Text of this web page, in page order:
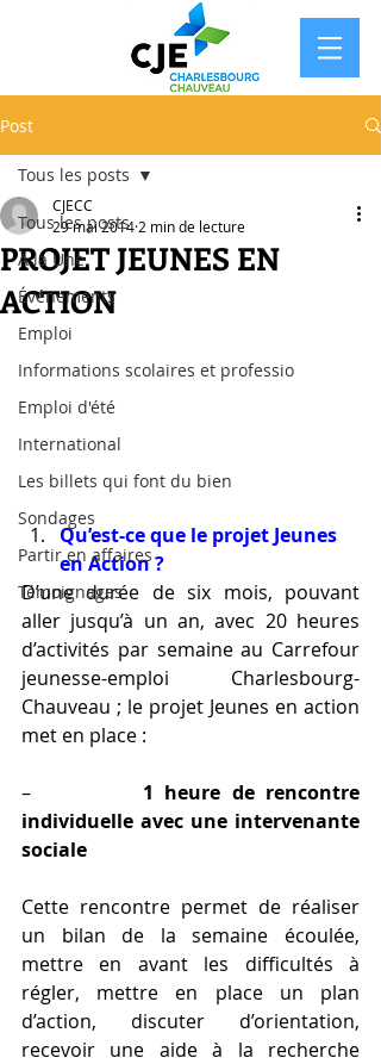
Post
Tous les posts
À la Une
Événements
Emploi
Informations scolaires et professio
Emploi d'été
International
Les billets qui font du bien
Sondages
Partir en affaires
Témoignages
Tous les posts
PROJET JEUNES EN
ACTION
CJECC
29 mai 2014 2 min de lecture
Qu’est-ce que le projet Jeunes
en Action ?
D’une durée de six mois, pouvant
aller jusqu’à un an, avec 20 heures
d’activités par semaine au Carrefour
jeunesse-emploi Charlesbourg-
Chauveau ; le projet Jeunes en action
met en place :
– 1 heure de rencontre
individuelle avec une intervenante
sociale
Cette rencontre permet de réaliser
un bilan de la semaine écoulée,
mettre en avant les difficultés à
régler, mettre en place un plan
d’action, discuter d’orientation,
recevoir une aide à la recherche